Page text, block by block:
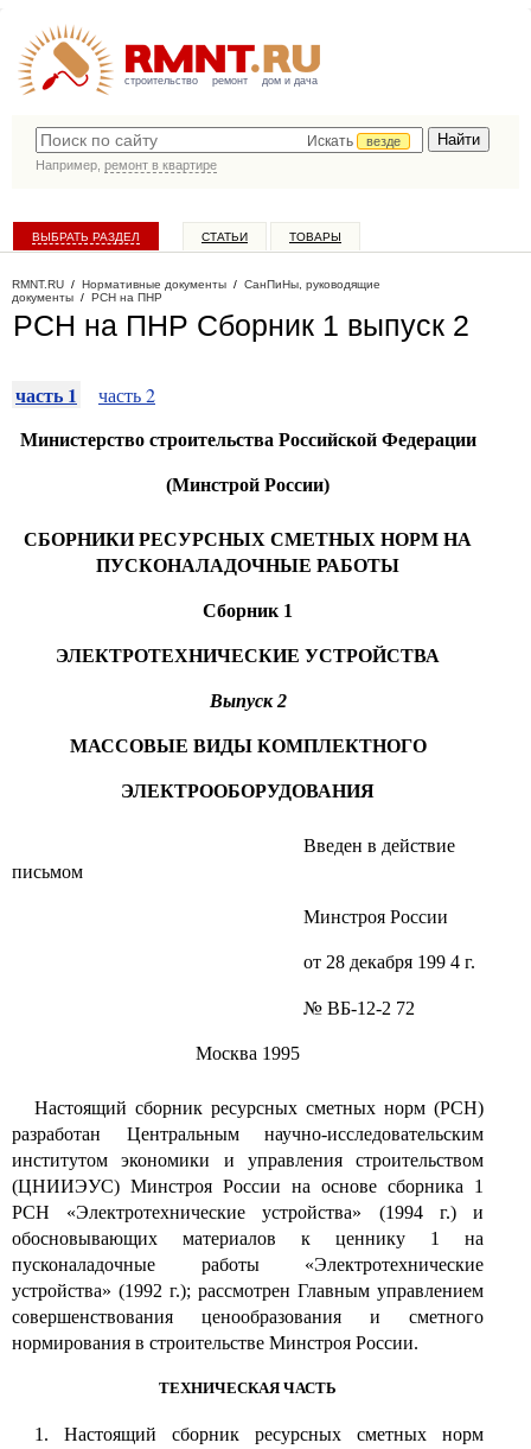
строительство ремонт дом и дача
Искать
везде
Например, ремонт в квартире
ВЫБРАТЬ РАЗДЕЛ СТАТЬИ ТОВАРЫ
RMNT.RU / Нормативные документы / СанПиНы, руководящие
документы / РСН на ПНР
РСН на ПНР Сборник 1 выпуск 2
часть 1 часть 2
Министерство строительства Российской Федерации
(Минстрой России)
СБОРНИКИ РЕСУРСНЫХ СМЕТНЫХ НОРМ НА
ПУСКОНАЛАДОЧНЫЕ РАБОТЫ
Сборник 1
ЭЛЕКТРОТЕХНИЧЕСКИЕ УСТРОЙСТВА
Выпуск 2
МАССОВЫЕ ВИДЫ КОМПЛЕКТНОГО
ЭЛЕКТРООБОРУДОВАНИЯ
Введен в действие
письмом
Минстроя России
от 28 декабря1994 г.
№ ВБ-12-2 72
Москва 1995
Настоящий сборник ресурсных сметных норм (РСН)
разработан Центральным научно-исследовательским
институтом экономики и управления строительством
(ЦНИИЭУС) Минстроя России на основе сборника 1
РСН «Электротехнические устройства» (1994г.) и
обосновывающих материалов к ценнику 1
на
пусконаладочные работы «Электротехнические
устройства» (1992 г.); рассмотрен Главным управлением
совершенствования ценообразования и сметного
нормирования в строительстве Минстроя России.
ТЕХНИЧЕСКАЯ ЧАСТЬ
1. Настоящий сборник ресурсных сметных норм